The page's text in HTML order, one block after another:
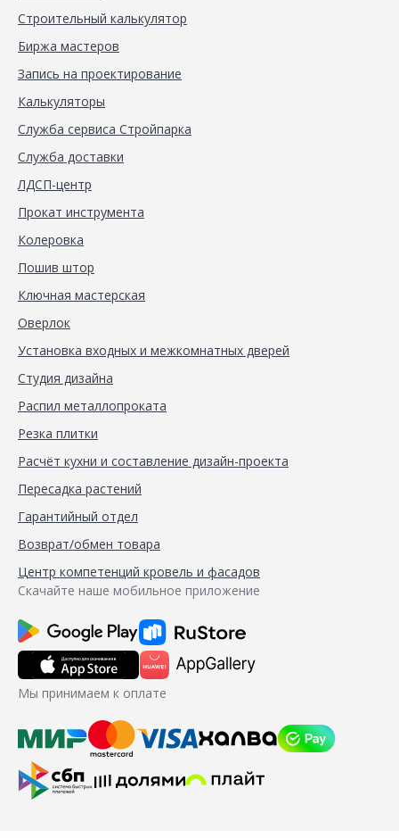
Строительный калькулятор
Биржа мастеров
Запись на проектирование
Калькуляторы
Служба сервиса Стройпарка
Служба доставки
ЛДСП-центр
Прокат инструмента
Колеровка
Пошив штор
Ключная мастерская
Оверлок
Установка входных и межкомнатных дверей
Студия дизайна
Распил металлопроката
Резка плитки
Расчёт кухни и составление дизайн-проекта
Пересадка растений
Гарантийный отдел
Возврат/обмен товара
Центр компетенций кровель и фасадов
Скачайте наше мобильное приложение
Мы принимаем к оплате